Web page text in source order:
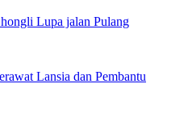
Lupa jalan Pulang
Lansia dan Pembantu